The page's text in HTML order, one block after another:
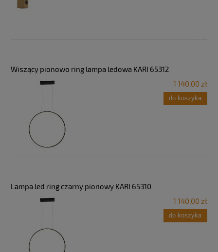
Wiszący pionowo ring lampa ledowa KARI 65312
1 140,00 zł
do koszyka
Lampa led ring czarny pionowy KARI 65310
1 140,00 zł
do koszyka